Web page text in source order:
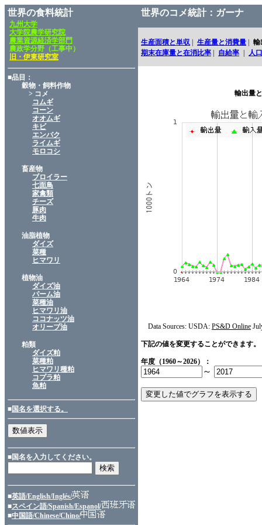
世界の食料統計
九州大学
大学院農学研究院
農業資源経済学部門
農政学分野（工事中）
旧・伊東研究室
■品目：
穀物・飼料作物
> コメ
コムギ
コーン
オオムギ
キビ
エンバク
ライムギ
モロコシ
畜産物
ブロイラー
七面鳥
家禽類
チーズ
豚肉
牛肉
油脂植物
ダイズ
菜種
ヒマワリ
植物油
ダイズ油
パーム油
菜種油
ヒマワリ油
ココナッツ油
オリーブ油
粕類
ダイズ粕
菜種粕
ヒマワリ種粕
コプラ粕
魚粕
■国名を選択する。
■国名を入力してください。
■英語/English/Inglés/
■スペイン語/Spanish/Espanol/
■中国語/Chinese/Chino/
世界のコメ統計：ガーナ
生産面積と単収 生産量と消費量
輸
期末在庫量と在消比率
自給率 人口
輸出量
Data Sources: USDA: PS&D Online
下記の値を変更することができます。
年度（1960～2026）：
～